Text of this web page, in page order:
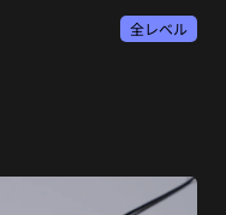
全レベル